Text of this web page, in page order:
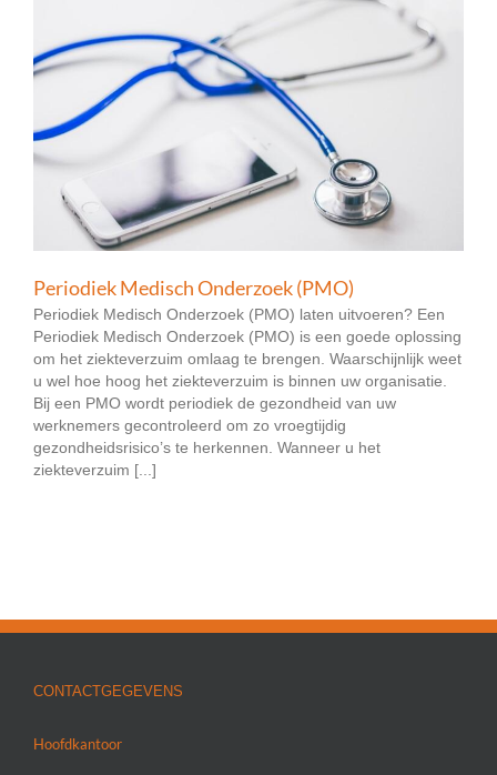
Periodiek Medisch Onderzoek (PMO)
Periodiek Medisch Onderzoek (PMO) laten uitvoeren? Een
Periodiek Medisch Onderzoek (PMO) is een goede oplossing
om het ziekteverzuim omlaag te brengen. Waarschijnlijk weet
u wel hoe hoog het ziekteverzuim is binnen uw organisatie.
Bij een PMO wordt periodiek de gezondheid van uw
werknemers gecontroleerd om zo vroegtijdig
gezondheidsrisico’s te herkennen. Wanneer u het
ziekteverzuim [...]
CONTACTGEGEVENS
Hoofdkantoor